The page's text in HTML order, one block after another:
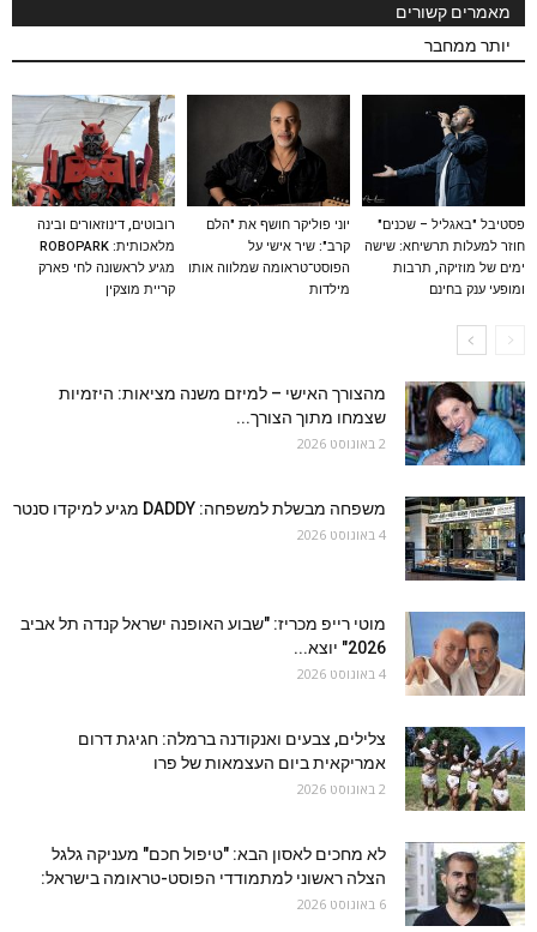
מאמרים קשורים
יותר ממחבר
פסטיבל "באגליל – שכנים"
חוזר למעלות תרשיחא: שישה
ימים של מוזיקה, תרבות
ומופעי ענק בחינם
יוני פוליקר חושף את "הלם
קרב": שיר אישי על
הפוסט־טראומה שמלווה אותו
מילדות
רובוטים, דינוזאורים ובינה
מלאכותית: ROBOPARK
מגיע לראשונה לחי פארק
קריית מוצקין
מהצורך האישי – למיזם משנה מציאות: היזמיות
שצמחו מתוך הצורך...
2 באוגוסט 2026
משפחה מבשלת למשפחה: DADDY מגיע למיקדו סנטר
4 באוגוסט 2026
מוטי רייפ מכריז: "שבוע האופנה ישראל קנדה תל אביב
2026" יוצא...
4 באוגוסט 2026
צלילים, צבעים ואנקודנה ברמלה: חגיגת דרום
אמריקאית ביום העצמאות של פרו
2 באוגוסט 2026
לא מחכים לאסון הבא: "טיפול חכם" מעניקה גלגל
הצלה ראשוני למתמודדי הפוסט-טראומה בישראל:
6 באוגוסט 2026